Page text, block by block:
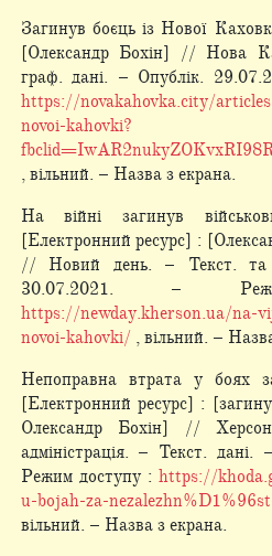
Загинув боєць із Нової
[Олександр Бохін] // Нова
граф. дані. – Опублік.
https://novakahovka.city/
novoi-kahovki?
, вільний. – Назва з екрана.
На війні загинув
[Електронний ресурс] :
// Новий день. – Текст. та
30.07.2021. –
https://newday.kherson.ua/na-
novoi-kahovki/ , вільний. –
Непоправна втрата у боях
[Електронний ресурс] :
Олександр Бохін] //
адміністрація. – Текст.
Режим доступу :https://
u-bojah-za-
вільний. – Назва з екрана.